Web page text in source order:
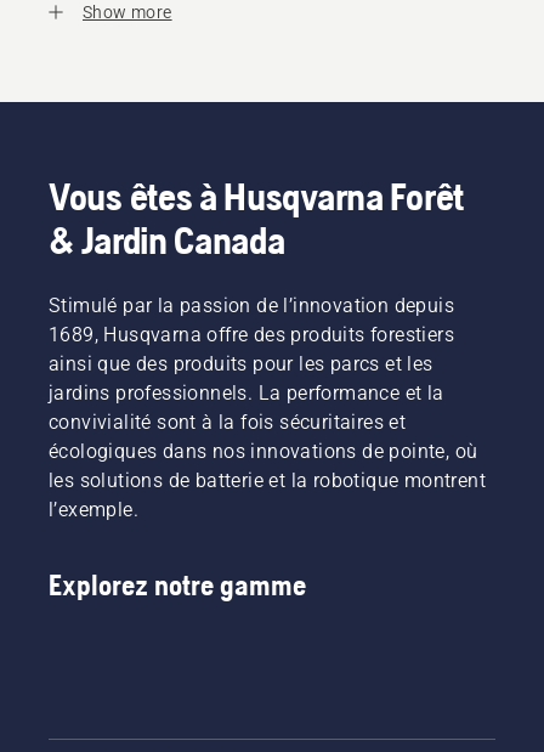
Show more
Vous êtes à Husqvarna Forêt
& Jardin Canada
Stimulé par la passion de l’innovation depuis
1689, Husqvarna offre des produits forestiers
ainsi que des produits pour les parcs et les
jardins professionnels. La performance et la
convivialité sont à la fois sécuritaires et
écologiques dans nos innovations de pointe, où
les solutions de batterie et la robotique montrent
l’exemple.
Explorez notre gamme